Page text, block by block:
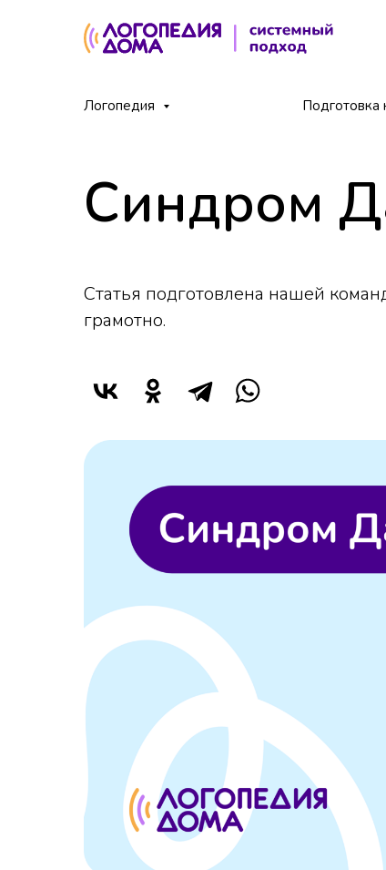
Логопедия Подготовка
Главная / Блог Синдром Дауна
Синдром
Статья подготовлена нашей
грамотно.